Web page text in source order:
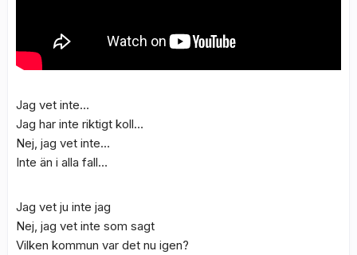
Jag vet inte…
Jag har inte riktigt koll…
Nej, jag vet inte…
Inte än i alla fall…
Jag vet ju inte jag
Nej, jag vet inte som sagt
Vilken kommun var det nu igen?